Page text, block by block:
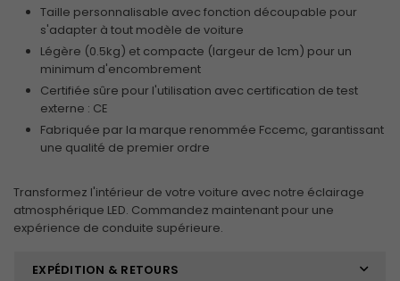
Taille personnalisable avec fonction découpable pour
s'adapter à tout modèle de voiture
Légère (0.5kg) et compacte (largeur de 1cm) pour un
minimum d'encombrement
Certifiée sûre pour l'utilisation avec certification de test
externe : CE
Fabriquée par la marque renommée Fccemc, garantissant
une qualité de premier ordre
Transformez l'intérieur de votre voiture avec notre éclairage
atmosphérique LED. Commandez maintenant pour une
expérience de conduite supérieure.
EXPÉDITION & RETOURS